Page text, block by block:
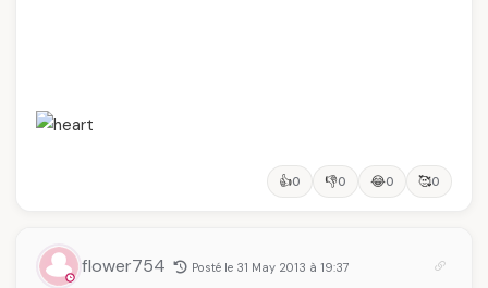
👍0 👎0 😂0 🥰0
flower754 Posté le 31 May 2013 à 19:37